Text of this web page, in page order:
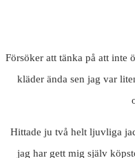
Försöker att tänka på att inte
kläder ända sen jag var
Hittade ju två helt ljuvliga
jag har gett mig själv